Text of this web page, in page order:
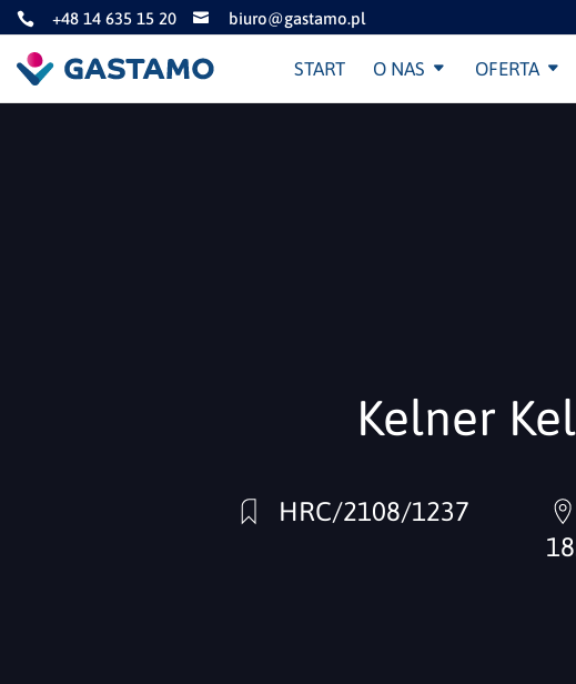
 +48 14 635 15 20  biuro@gastamo.pl
START O NAS OFERTA
Kelner
HRC/2108/1237